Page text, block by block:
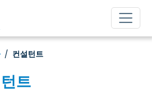
컨설턴트
트